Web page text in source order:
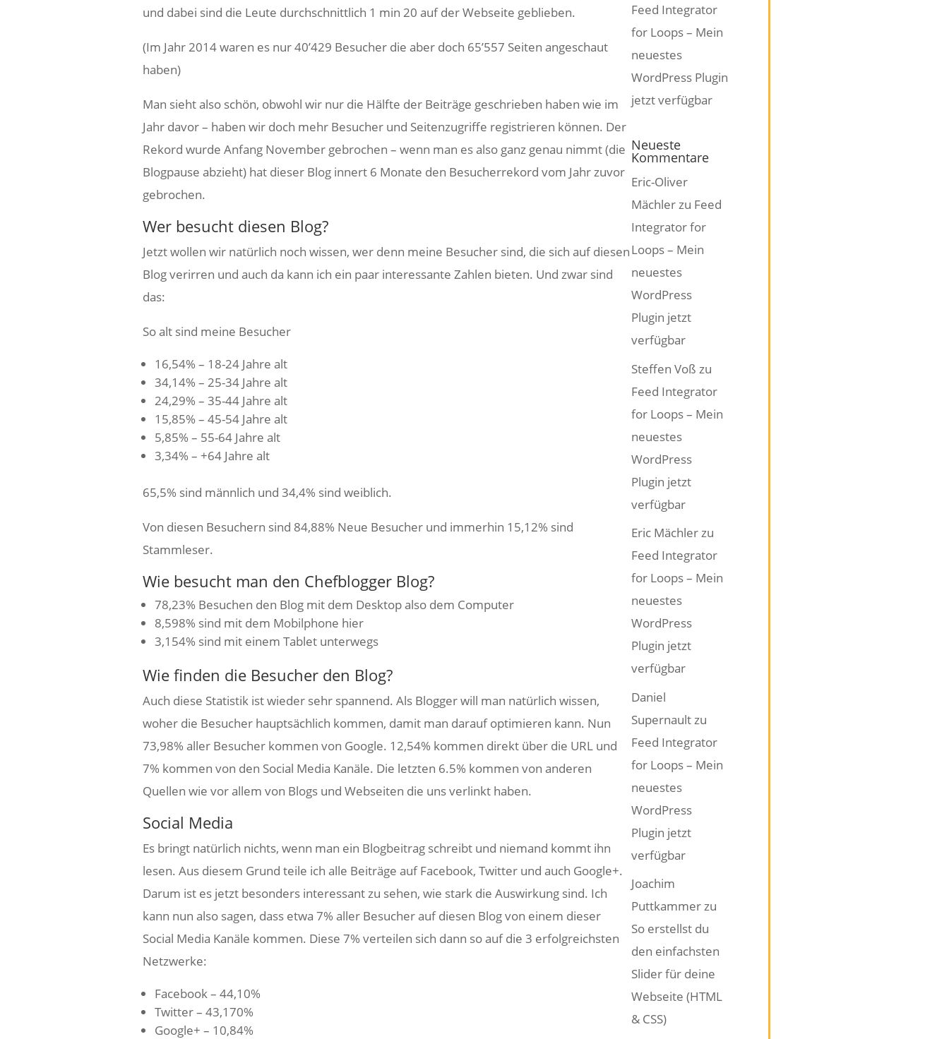
und dabei sind die Leute durchschnittlich 1 min 20 auf der Webseite geblieben.
(Im Jahr 2014 waren es nur 40’429 Besucher die aber doch 65’557 Seiten angeschaut
haben)
Man sieht also schön, obwohl wir nur die Hälfte der Beiträge geschrieben haben wie im
Jahr davor – haben wir doch mehr Besucher und Seitenzugriffe registrieren können. Der
Rekord wurde Anfang November gebrochen – wenn man es also ganz genau nimmt (die
Blogpause abzieht) hat dieser Blog innert 6 Monate den Besucherrekord vom Jahr zuvor
gebrochen.
Wer besucht diesen Blog?
Jetzt wollen wir natürlich noch wissen, wer denn meine Besucher sind, die sich auf diesen
Blog verirren und auch da kann ich ein paar interessante Zahlen bieten. Und zwar sind
das:
So alt sind meine Besucher
16,54% – 18-24 Jahre alt
34,14% – 25-34 Jahre alt
24,29% – 35-44 Jahre alt
15,85% – 45-54 Jahre alt
5,85% – 55-64 Jahre alt
3,34% – +64 Jahre alt
65,5% sind männlich und 34,4% sind weiblich.
Von diesen Besuchern sind 84,88% Neue Besucher und immerhin 15,12% sind
Stammleser.
Wie besucht man den Chefblogger Blog?
78,23% Besuchen den Blog mit dem Desktop also dem Computer
8,598% sind mit dem Mobilphone hier
3,154% sind mit einem Tablet unterwegs
Wie finden die Besucher den Blog?
Auch diese Statistik ist wieder sehr spannend. Als Blogger will man natürlich wissen,
woher die Besucher hauptsächlich kommen, damit man darauf optimieren kann. Nun
73,98% aller Besucher kommen von Google. 12,54% kommen direkt über die URL und
7% kommen von den Social Media Kanäle. Die letzten 6.5% kommen von anderen
Quellen wie vor allem von Blogs und Webseiten die uns verlinkt haben.
Social Media
Es bringt natürlich nichts, wenn man ein Blogbeitrag schreibt und niemand kommt ihn
lesen. Aus diesem Grund teile ich alle Beiträge auf Facebook, Twitter und auch Google+.
Darum ist es jetzt besonders interessant zu sehen, wie stark die Auswirkung sind. Ich
kann nun also sagen, dass etwa 7% aller Besucher auf diesen Blog von einem dieser
Social Media Kanäle kommen. Diese 7% verteilen sich dann so auf die 3 erfolgreichsten
Netzwerke:
Facebook – 44,10%
Twitter – 43,170%
Google+ – 10,84%
Feed Integrator
for Loops – Mein
neuestes
WordPress Plugin
jetzt verfügbar
Neueste
Kommentare
Eric-Oliver
Mächlerzu Feed
Integrator for
Loops – Mein
neuestes
WordPress
Plugin jetzt
verfügbar
Steffen Voß zu
Feed Integrator
for Loops – Mein
neuestes
WordPress
Plugin jetzt
verfügbar
Eric Mächlerzu
Feed Integrator
for Loops – Mein
neuestes
WordPress
Plugin jetzt
verfügbar
Daniel
Supernaultzu
Feed Integrator
for Loops – Mein
neuestes
WordPress
Plugin jetzt
verfügbar
Joachim
Puttkammerzu
So erstellst du
den einfachsten
Slider für deine
Webseite (HTML
& CSS)